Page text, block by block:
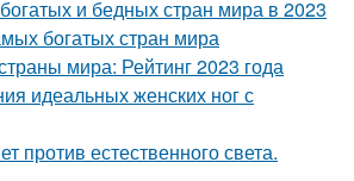
и бедных стран мира в 2023
богатых стран мира
мира: Рейтинг 2023 года
идеальных женских ног с
против естественного света.